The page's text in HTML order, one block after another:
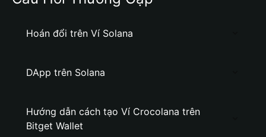
Hoán đổi trên Ví Solana
DApp trên Solana
Hướng dẫn cách tạo Ví Crocolana trên
Bitget Wallet